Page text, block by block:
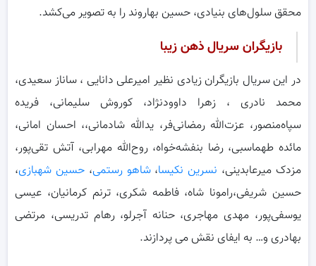
محقق سلول‌های بنیادی، حسین بهاروند را به تصویر می‌کشد.
بازیگران سریال ذهن زیبا
در این سریال بازیگران زیادی نظیر امیرعلی دانایی ، ساناز سعیدی،
محمد نادری ، زهرا داوودنژاد، کوروش سلیمانی، فریده
سپاه‌منصور، عزت‌الله رمضانی‌فر، یدالله شادمانی،، احسان امانی،
مائده طهماسبی، رضا بنفشه‌خواه، روح‌الله مهرابی، آتش تقی‌پور،
مزدک میرعابدینی، نسرین نکیسا،شاهو رستمی، حسین شهبازی،
حسین شریفی،رامونا شاه،‌ فاطمه شکری، ترنم کرمانیان، عیسی
یوسفی‌پور، مهدی مهاجری، حنانه آجرلو، رهام تدریسی، مرتضی
بهادری و… به ایفای نقش می پردازند.